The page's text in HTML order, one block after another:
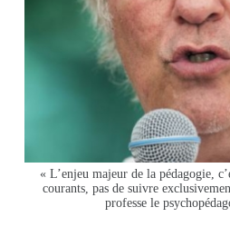
« L’enjeu majeur de la pédagogie,
courants, pas de suivre
professe le